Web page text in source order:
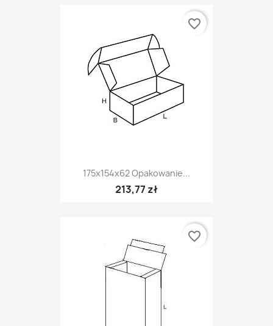
175x154x62 Opakowanie...
213,77 zł
favorite_border
favorite_border